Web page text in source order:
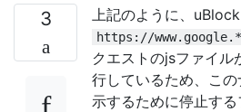
3 上記のように、
https://
クエストのjsファイル
行しているため、こ
示するために停止す